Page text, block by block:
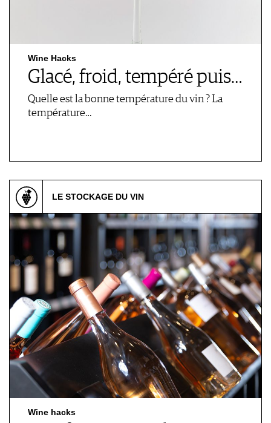
Wine Hacks
Glacé, froid, tempéré puis…
Quelle est la bonne température du vin ? La
température…
LE STOCKAGE DU VIN
Wine hacks